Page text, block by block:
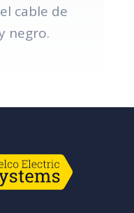
cable de
negro.